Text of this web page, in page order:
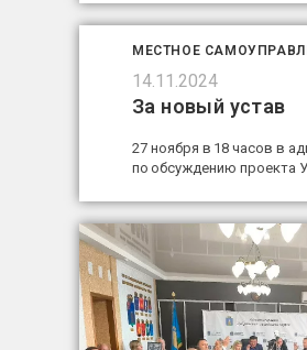
МЕСТНОЕ
14.11.2024
За новый устав
27 ноября в 18 часов в
по обсуждению проекта